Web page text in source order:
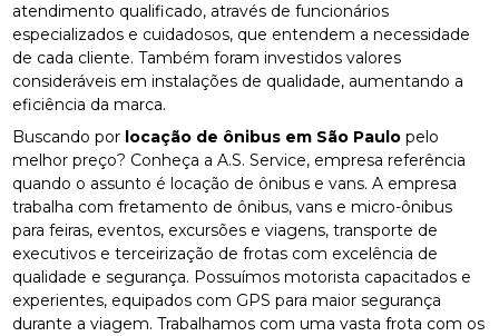
atendimento qualificado, através de funcionários
especializados e cuidadosos, que entendem a necessidade
de cada cliente. Também foram investidos valores
consideráveis em instalações de qualidade, aumentando a
eficiência da marca.
Buscando por locação de ônibus em São Paulo pelo
melhor preço? Conheça a A.S. Service, empresa referência
quando o assunto é locação de ônibus e vans. A empresa
trabalha com fretamento de ônibus, vans e micro-ônibus
para feiras, eventos, excursões e viagens, transporte de
executivos e terceirização de frotas com excelência de
qualidade e segurança. Possuímos motorista capacitados e
experientes, equipados com GPS para maior segurança
durante a viagem. Trabalhamos com uma vasta frota com os